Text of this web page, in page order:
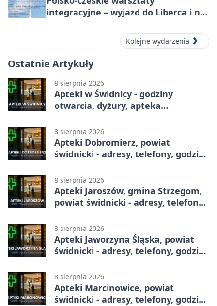
integracyjne – wyjazd do Liberca i na
Kolejne wydarzenia
Ostatnie Artykuły
8 sierpnia 2026
Apteki w Świdnicy - godziny
otwarcia, dyżury, apteka
8 sierpnia 2026
Apteki Dobromierz, powiat
świdnicki - adresy, telefony, godziny
8 sierpnia 2026
Apteki Jaroszów, gmina Strzegom,
powiat świdnicki - adresy, telefony,
8 sierpnia 2026
Apteki Jaworzyna Śląska, powiat
świdnicki - adresy, telefony, godziny
8 sierpnia 2026
Apteki Marcinowice, powiat
świdnicki - adresy, telefony, godziny